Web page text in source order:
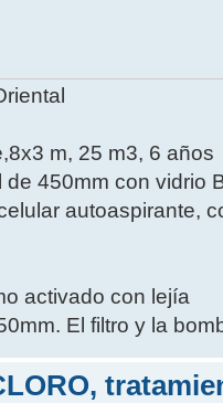
m, 25 m3, 6 años
de 450mm con vidrio
autoaspirante,
activado con lejía
El filtro y la